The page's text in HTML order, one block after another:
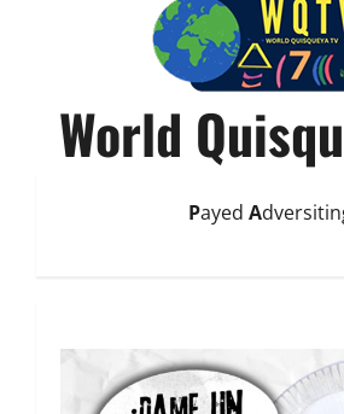
World
Payed A